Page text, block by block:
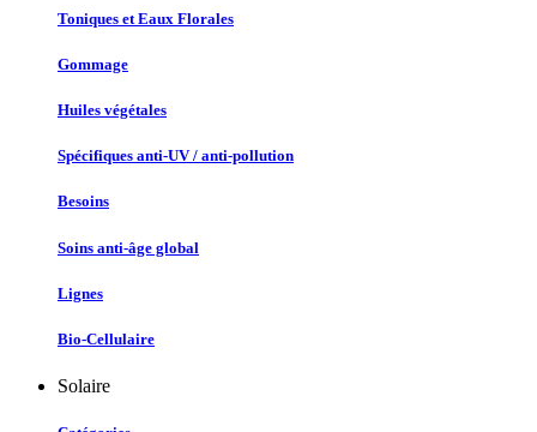
Toniques et Eaux Florales
Gommage
Huiles végétales
Spécifiques anti-UV / anti-pollution
Besoins
Soins anti-âge global
Lignes
Bio-Cellulaire
Solaire